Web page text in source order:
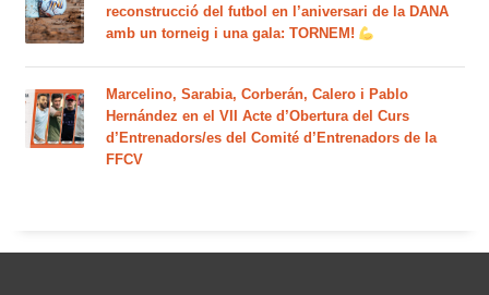
reconstrucció del futbol en l’aniversari de la DANA
amb un torneig i una gala: TORNEM!
Marcelino, Sarabia, Corberán, Calero i Pablo
Hernández en el VII Acte d’Obertura del Curs
d’Entrenadors/es del Comité d’Entrenadors de la
FFCV